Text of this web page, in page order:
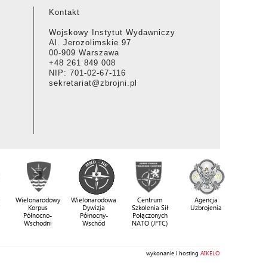
Kontakt
Wojskowy Instytut Wydawniczy
Al. Jerozolimskie 97
00-909 Warszawa
+48 261 849 008
NIP: 701-02-67-116
sekretariat@zbrojni.pl
Wielonarodowy
Korpus
Północno-
Wschodni
Wielonarodowa
Dywizja
Północny-
Wschód
Centrum
Szkolenia Sił
Połączonych
NATO (JFTC)
Agencja
Uzbrojenia
wykonanie i hosting AIKELO